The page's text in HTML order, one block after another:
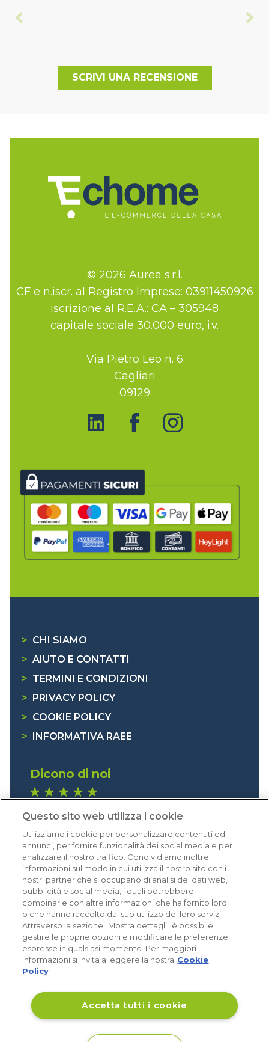
SCRIVI UNA RECENSIONE
© 2026 Aurea s.r.l.
CF e n.iscr. al Registro Imprese: 03911450926
iscrizione al R.E.A.: CA – 305948
capitale sociale 30.000 euro, i.v.
Via Pietro Leo n. 6
Cagliari
09129
> CHI SIAMO
> AIUTO E CONTATTI
> TERMINI E CONDIZIONI
>
PRIVACY POLICY
> COOKIE POLICY
>
INFORMATIVA RAEE
Dicono di noi
Eccellente (4,8)
Acquisti verificati
Questo sito web utilizza i cookie
Utilizziamo i cookie per personalizzare contenuti ed
annunci, per fornire funzionalità dei social media e per
analizzare il nostro traffico. Condividiamo inoltre
informazioni sul modo in cui utilizza il nostro sito con i
nostri partner che si occupano di analisi dei dati web,
pubblicità e social media, i quali potrebbero
combinarle con altre informazioni che ha fornito loro
o che hanno raccolto dal suo utilizzo dei loro servizi.
Attraverso la sezione "Mostra dettagli" è possibile
gestire le proprie opzioni e modificare le preferenze
espresse in qualsiasi momento. Per maggiori
informazioni si invita a leggere la nostra Cookie
Policy
Accetta tutti i cookie